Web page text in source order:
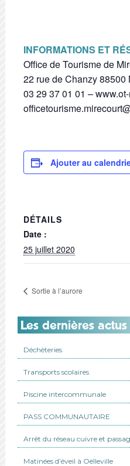
INFORMATIONS ET
Office de Tourisme de
22 rue de Chanzy 88500
03 29 37 01 01 –
Ajouter au
DÉTAILS
Date :
25 juillet 2020
Sortie à l’aurore
Les dernières actus
Déchèteries
Transports scolaires
Piscine intercommunale
PASS COMMUNAUTAIRE
Arrêt du réseau cuivre et
Matinées d’éveil à Oëlleville